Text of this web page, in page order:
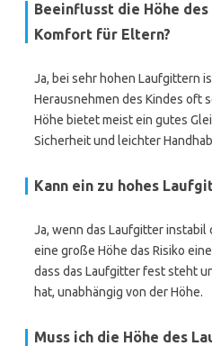
Beeinflusst die Höhe
Komfort für Eltern?
Ja, bei sehr hohen Laufgittern
Herausnehmen des Kindes oft
Höhe bietet meist ein gutes
Sicherheit und leichter
Kann ein zu hohes
Ja, wenn das Laufgitter
eine große Höhe das Risiko
dass das Laufgitter fest steht
hat, unabhängig von der Höhe.
Muss ich die Höhe des